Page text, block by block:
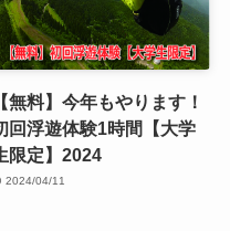
【無料】今年もやります！
回浮遊体験1時間【大学
限定】2024
2024/04/11